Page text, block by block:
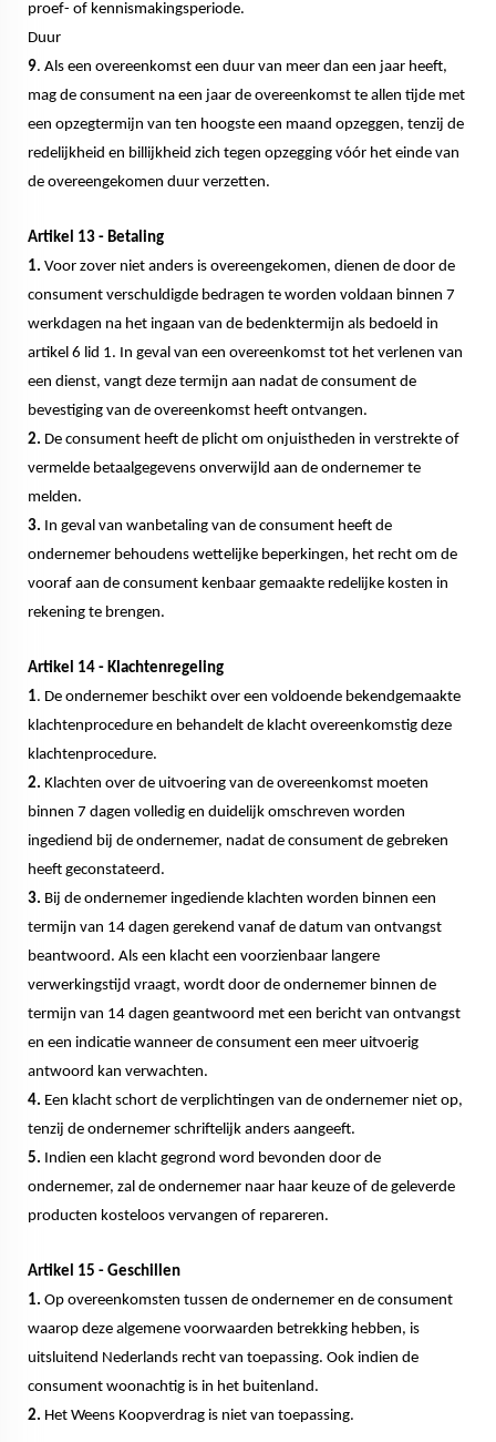
proef- of kennismakingsperiode.
Duur
9. Als een overeenkomst een duur van meer dan een jaar heeft,
mag de consument na een jaar de overeenkomst te allen tijde met
een opzegtermijn van ten hoogste een maand opzeggen, tenzij de
redelijkheid en billijkheid zich tegen opzegging vóór het einde van
de overeengekomen duur verzetten.
Artikel 13 - Betaling
1. Voor zover niet anders is overeengekomen, dienen de door de
consument verschuldigde bedragen te worden voldaan binnen 7
werkdagen na het ingaan van de bedenktermijn als bedoeld in
artikel 6 lid 1. In geval van een overeenkomst tot het verlenen van
een dienst, vangt deze termijn aan nadat de consument de
bevestiging van de overeenkomst heeft ontvangen.
2. De consument heeft de plicht om onjuistheden in verstrekte of
vermelde betaalgegevens onverwijld aan de ondernemer te
melden.
3. In geval van wanbetaling van de consument heeft de
ondernemer behoudens wettelijke beperkingen, het recht om de
vooraf aan de consument kenbaar gemaakte redelijke kosten in
rekening te brengen.
Artikel 14 - Klachtenregeling
1. De ondernemer beschikt over een voldoende bekendgemaakte
klachtenprocedure en behandelt de klacht overeenkomstig deze
klachtenprocedure.
2. Klachten over de uitvoering van de overeenkomst moeten
binnen 7 dagen volledig en duidelijk omschreven worden
ingediend bij de ondernemer, nadat de consument de gebreken
heeft geconstateerd.
3. Bij de ondernemer ingediende klachten worden binnen een
termijn van 14 dagen gerekend vanaf de datum van ontvangst
beantwoord. Als een klacht een voorzienbaar langere
verwerkingstijd vraagt, wordt door de ondernemer binnen de
termijn van 14 dagen geantwoord met een bericht van ontvangst
en een indicatie wanneer de consument een meer uitvoerig
antwoord kan verwachten.
4. Een klacht schort de verplichtingen van de ondernemer niet op,
tenzij de ondernemer schriftelijk anders aangeeft.
5. Indien een klacht gegrond word bevonden door de
ondernemer, zal de ondernemer naar haar keuze of de geleverde
producten kosteloos vervangen of repareren.
Artikel 15 - Geschillen
1. Op overeenkomsten tussen de ondernemer en de consument
waarop deze algemene voorwaarden betrekking hebben, is
uitsluitend Nederlands recht van toepassing. Ook indien de
consument woonachtig is in het buitenland.
2. Het Weens Koopverdrag is niet van toepassing.